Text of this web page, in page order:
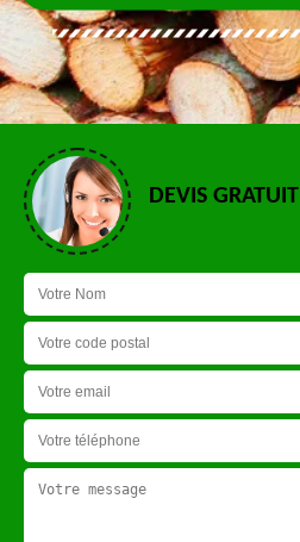
DEVIS GRATUIT